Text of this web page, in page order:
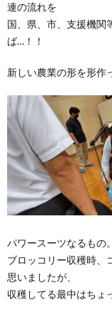
連の流れを
国、県、市、支援機関
ば…！！
新しい農業の形を形作
パワースーツなるもの。
ブロッコリー収穫時、
思いましたが、
収穫してる最中はちょ